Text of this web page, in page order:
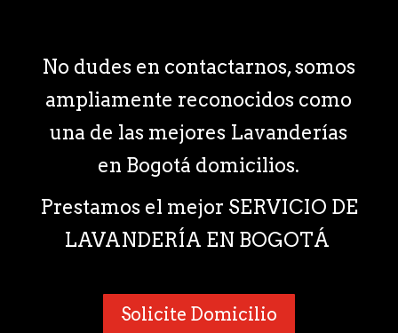
No dudes en contactarnos, somos
ampliamente reconocidos como
una de las mejores Lavanderías
en Bogotá domicilios.
Prestamos el mejor SERVICIO DE
LAVANDERÍA EN BOGOTÁ
Solicite Domicilio